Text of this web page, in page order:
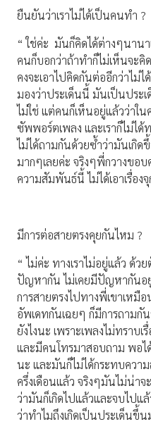
ยืนยันว่าเราไม่ได้เป็นคนทำ ?
“ ใช่ค่ะ มันก็คิดได้ต่างๆนานา
คนก็บอกว่าถ้าทำก็ไม่เห็นจะคิด
คงจะเอาไปคิดกันต่ออีกว่าไม่
มองว่าประเด็นนี้ มันเป็นประ
ไม่ใช่ แต่คนก็เห็นอยู่แล้วว่าใ
ซัพพอร์ตเพลง และเราก็ไม่ได้
ไม่ได้ถามกันด้วยซ้ำว่ามันเกิด
มากๆเลยค่ะ จริงๆพี่กวางขอ
ความสัมพันธ์นี้ ไม่ได้เอาเรื่อ
มีการต่อสายตรงคุยกันไหม ?
“ ไม่ค่ะ ทางเราไม่อยู่แล้ว ด้ว
ปัญหากัน ไม่เคยมีปัญหากันอยู่
การสายตรงไปทางพี่เขาเหมื
อัพเดทกันเฉยๆ ก็มีการถามกัน
ยังไงนะ เพราะเพลงไม่ทราบ
และมีคนโทรมาสอบถาม พอไ
นะ และมันก็ไม่ได้กระทบควา
ครึ่งเดือนแล้ว จริงๆมันไม่น่า
ว่ามันก็เกิดไปแล้วและจบไปแ
ว่าทำไมถึงเกิดเป็นประเด็นขึ้